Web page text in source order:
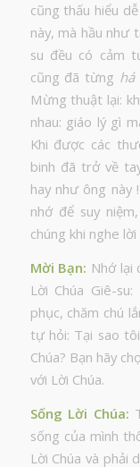
cũng thấu hiểu
này, mà hầu như
su đều có cảm
cũng đã từng há
Mừng thuật lại:
nhau: giáo lý gì
Khi được các
binh đã trở về
hay như ông này
nhớ để suy
chúng khi nghe
Mời Bạn: Nhớ lại
Lời Chúa Giê-
phục, chăm chú
tự hỏi: Tại sao
Chúa? Bạn hãy
với Lời Chúa.
Sống Lời Chúa:
sống của mình
Lời Chúa và phải